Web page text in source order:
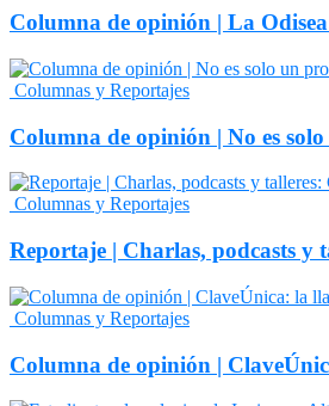
Columna de opinión | La
Columnas y Reportajes
Columna de opinión | No es
Columnas y Reportajes
Reportaje | Charlas, podcasts y
Columnas y Reportajes
Columna de opinión |